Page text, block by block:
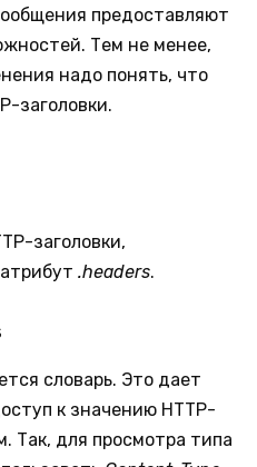
предоставляют
Тем не менее,
надо понять, что
заголовки.
заголовки,
.headers.
словарь. Это дает
к значению HTTP-
Так, для просмотра типа